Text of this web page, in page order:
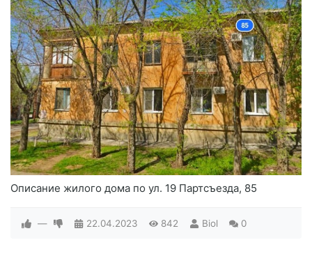
Описание жилого дома по ул. 19 Партсъезда, 85
— 22.04.2023 842 Biol 0